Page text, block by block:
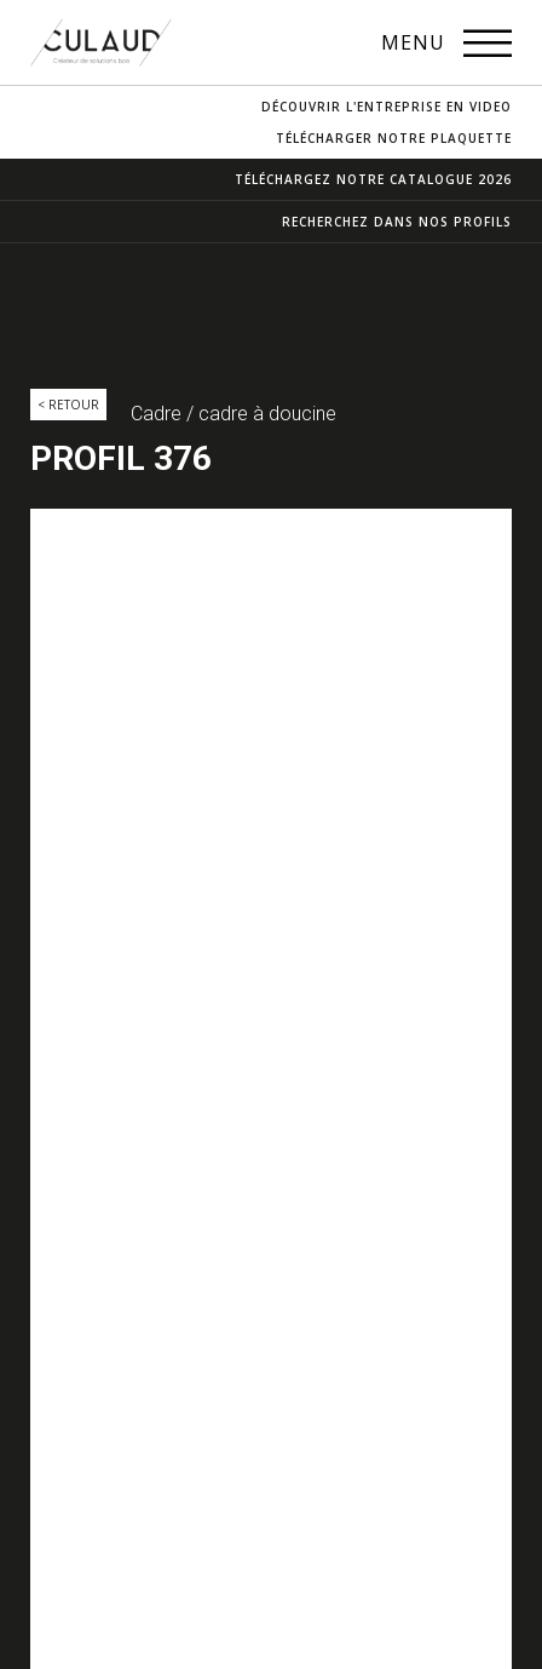
MENU
CONTACT & ACCÈS
DÉCOUVRIR L'ENTREPRISE EN VIDEO
TÉLÉCHARGER NOTRE PLAQUETTE
TÉLÉCHARGEZ NOTRE CATALOGUE 2026
RECHERCHEZ DANS NOS PROFILS
< RETOUR Cadre / cadre à doucine
PROFIL 376